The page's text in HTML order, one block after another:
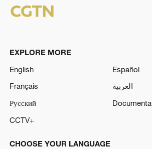
EXPLORE MORE
English
Español
Français
العربية
Русский
CCTV+
CHOOSE YOUR LANGUAGE